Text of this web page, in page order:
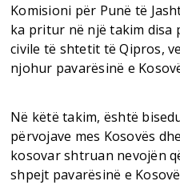
Komisioni për Punë të
ka pritur në një takim disa
civile të shtetit të Qipros,
njohur pavarësinë e
Në këtë takim, është
përvojave mes Kosovës
kosovar shtruan nevojën
shpejt pavarësinë e